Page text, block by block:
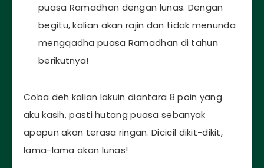
puasa Ramadhan dengan lunas. Dengan
begitu, kalian akan rajin dan tidak menunda
mengqadha puasa Ramadhan di tahun
berikutnya!
Coba deh kalian lakuin diantara 8 poin yang
aku kasih, pasti hutang puasa sebanyak
apapun akan terasa ringan. Dicicil dikit-dikit,
lama-lama akan lunas!